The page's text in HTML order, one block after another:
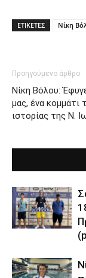
ΕΤΙΚΕΤΕΣ Νίκη
Προηγούμενο άρθρο
Νίκη Βόλου:
μας, ένα κομμάτι
ιστορίας της Ν.